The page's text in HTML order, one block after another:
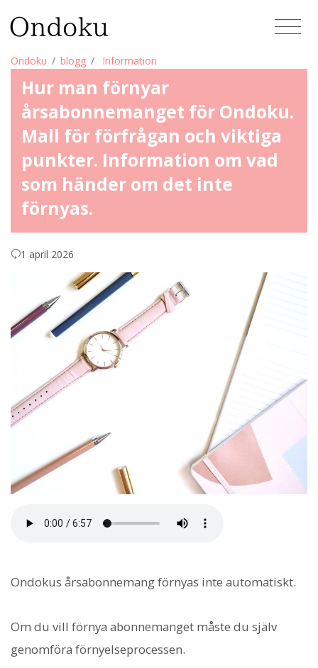
Ondoku blogg Information
Hur man förnyar
årsabonnemanget för Ondoku.
Mall för förfrågan och viktiga
punkter. Information om vad
som händer om det inte
förnyas.
1 april 2026
Ondokus årsabonnemang förnyas inte automatiskt.
Om du vill förnya abonnemanget måste du själv
genomföra förnyelseprocessen.